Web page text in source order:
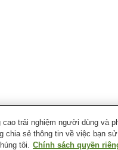
cao trải nghiệm người dùng và
chia sẻ thông tin về việc bạn
tôi. Chính sách quyền